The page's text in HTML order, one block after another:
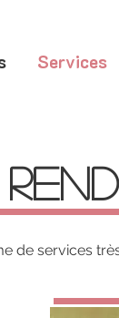
Services
de services